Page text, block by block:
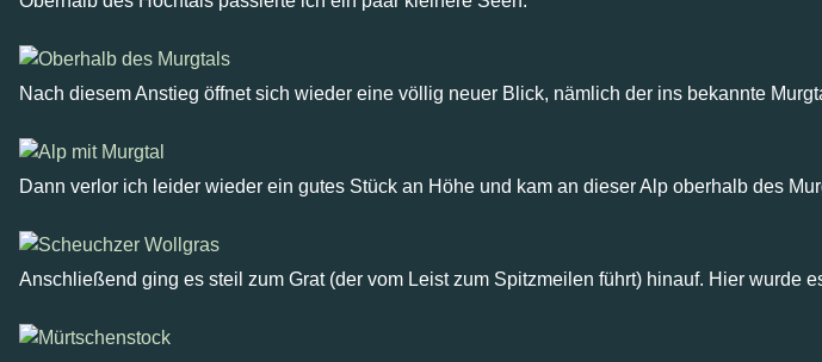
Nach diesem Anstieg öffnet sich wieder eine völlig neuer Blick, nämlich der ins bekannte
Dann verlor ich leider wieder ein gutes Stück an Höhe und kam an dieser Alp oberhalb des
Anschließend ging es steil zum Grat (der vom Leist zum Spitzmeilen führt) hinauf. Hier wurde